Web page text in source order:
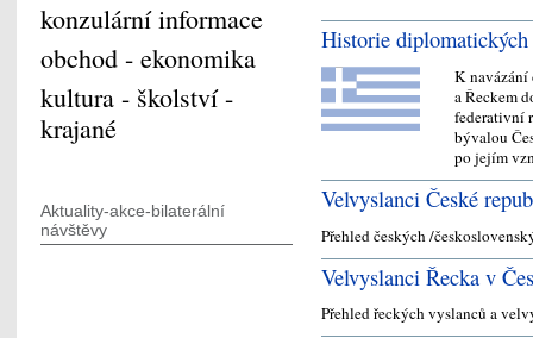
Historie
K
a Řeckem
federativní
bývalou
po jejím
Velvyslanci České
Přehled českých /
Velvyslanci Řecka v
Přehled řeckých vyslanců a
konzulární informace
obchod - ekonomika
kultura - školství -
krajané
Aktuality-akce-bilaterální
návštěvy